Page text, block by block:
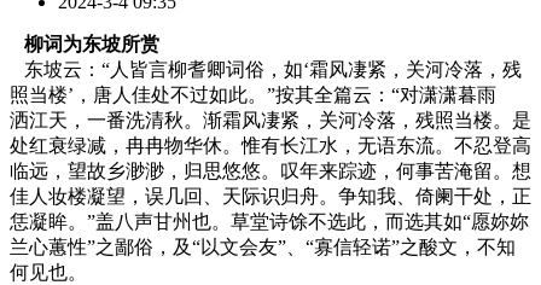
柳词为东坡所赏
东坡云：“人皆言柳耆卿词俗，如‘霜风凄紧，关河冷落，残
照当楼’，唐人佳处不过如此。”按其全篇云：“对潇潇暮雨
洒江天，一番洗清秋。渐霜风凄紧，关河冷落，残照当楼。是
处红衰绿减，冉冉物华休。惟有长江水，无语东流。不忍登高
临远，望故乡渺渺，归思悠悠。叹年来踪迹，何事苦淹留。想
佳人妆楼凝望，误几回、天际识归舟。争知我、倚阑干处，正
恁凝眸。”盖八声甘州也。草堂诗馀不选此，而选其如“愿妳妳
兰心蕙性”之鄙俗，及“以文会友”、“寡信轻诺”之酸文，不知
何见也。